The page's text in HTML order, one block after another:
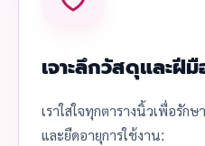
เจาะลึกวัสดุและฝี
เราใส่ใจทุกตารางนิ้วเพื่อรัก
และยืดอายุการใช้งาน: